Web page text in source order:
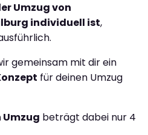
Umzug von
individuell ist,
gemeinsam mit dir ein
für deinen Umzug
beträgt dabei nur 4